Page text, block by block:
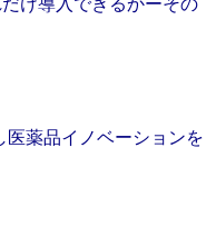
け導入できるかーその
薬品イノベーションを